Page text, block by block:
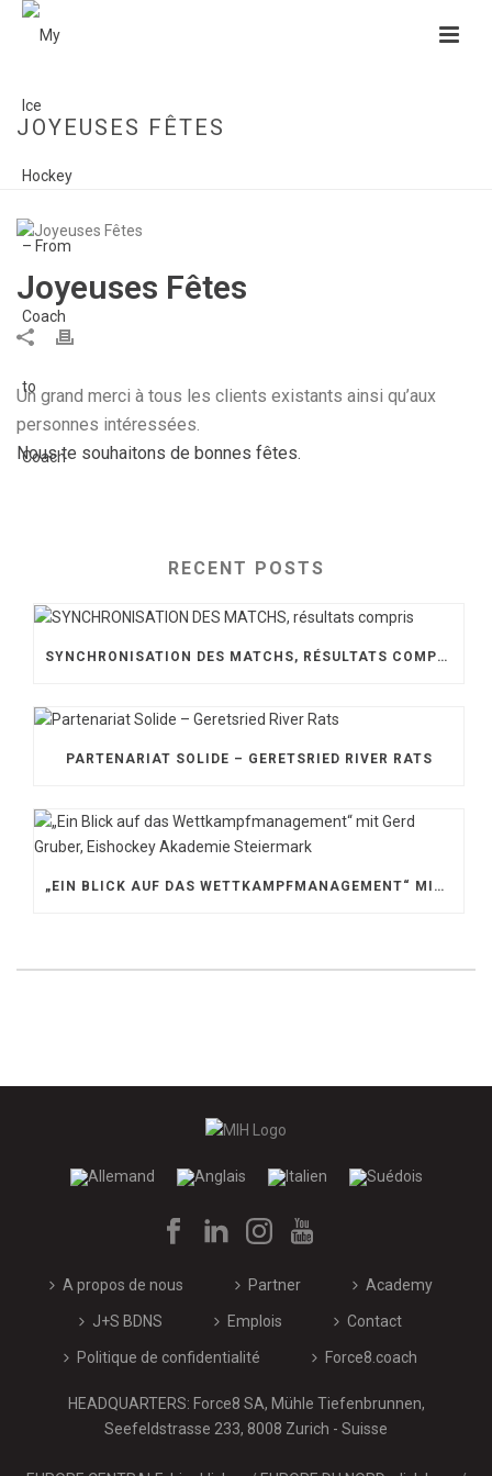
JOYEUSES FÊTES
Joyeuses Fêtes
Un grand merci à tous les clients existants ainsi qu’aux
personnes intéressées.
Nous te souhaitons de bonnes fêtes.
RECENT POSTS
SYNCHRONISATION DES MATCHS, RÉSULTATS COMPRIS
PARTENARIAT SOLIDE – GERETSRIED RIVER RATS
„EIN BLICK AUF DAS WETTKAMPFMANAGEMENT“ MIT GERD GRUBER, EISHOCKEY AKADEMIE STEIERMARK
A propos de nous Partner Academy
J+S BDNS Emplois Contact
Politique de confidentialité Force8.coach
HEADQUARTERS: Force8 SA, Mühle Tiefenbrunnen,
Seefeldstrasse 233, 8008 Zurich - Suisse